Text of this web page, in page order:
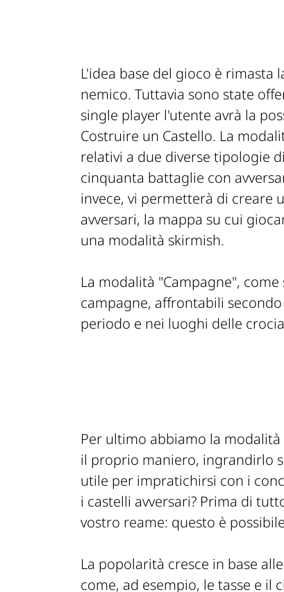
L'idea base del gioco è rimasta
nemico. Tuttavia sono state
single player l'utente avrà la
Costruire un Castello. La
relativi a due diverse tipologie
cinquanta battaglie con
invece, vi permetterà di creare
avversari, la mappa su cui
una modalità skirmish.
La modalità "Campagne",
campagne, affrontabili
periodo e nei luoghi delle
Per ultimo abbiamo la
il proprio maniero, ingrandirlo
utile per impratichirsi con i
i castelli avversari? Prima di
vostro reame: questo è
La popolarità cresce in base
come, ad esempio, le tasse e il